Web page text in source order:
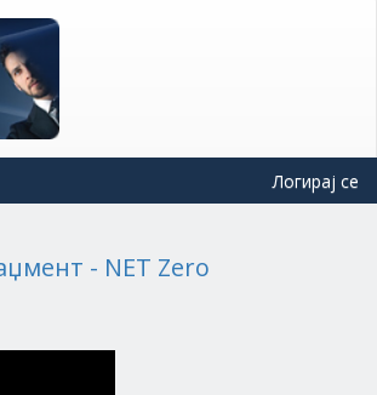
Логирај се
- NET Zero